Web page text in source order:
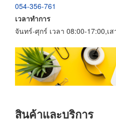
054-356-761
เวลาทำการ
จันทร์-ศุกร์ เวลา 08:00-17:00,เ
สินค้าและบริการ